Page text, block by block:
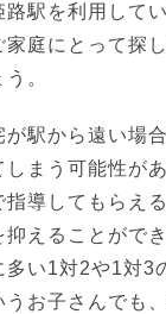
路駅を利用して
家庭にとって探
。
が駅から遠い場
しまう可能性が
指導してもらえ
えることがで
多い1対2や1対3
うお子さんでも